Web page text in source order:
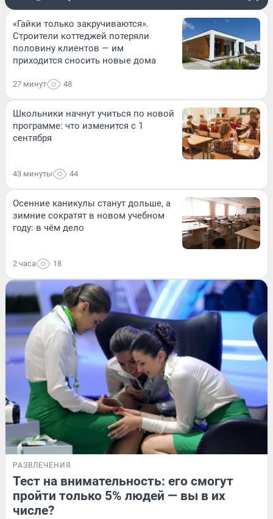
«Гайки только закручиваются».
Строители коттеджей потеряли
половину клиентов — им
приходится сносить новые дома
27 минут 48
Школьники начнут учиться по новой
программе: что изменится с 1
сентября
43 минуты 44
Осенние каникулы станут дольше, а
зимние сократят в новом учебном
году: в чём дело
2 часа 18
РАЗВЛЕЧЕНИЯ
Тест на внимательность: его смогут
пройти только 5% людей — вы в их
числе?